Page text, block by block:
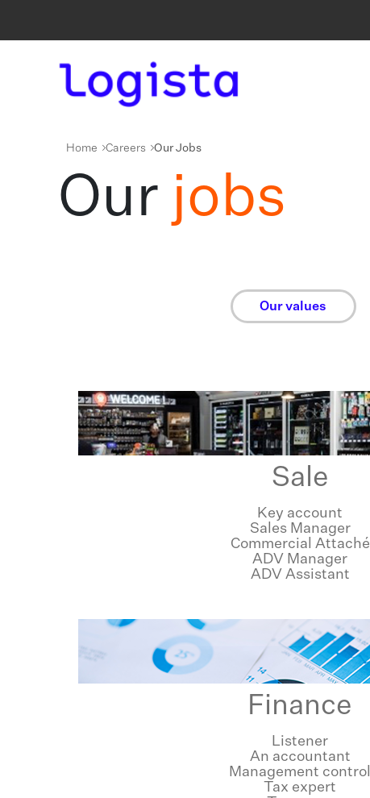
Home Careers Our Jobs
Our jobs
Our values
Sale
Key account
Sales Manager
Commercial Attaché
ADV Manager
ADV Assistant
Finance
Listener
An accountant
Management control
Tax expert